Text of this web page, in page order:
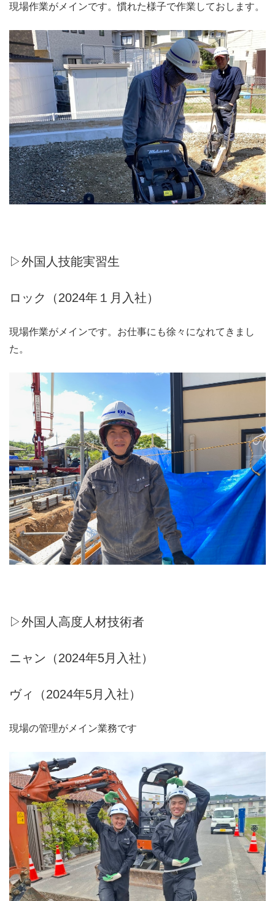
現場作業がメインです。慣れた様子で作業しておします。
▷外国人技能実習生
ロック（2024年１月入社）
現場作業がメインです。お仕事にも徐々になれてきまし
た。
▷外国人高度人材技術者
ニャン（2024年5月入社）
ヴィ（2024年5月入社）
現場の管理がメイン業務です